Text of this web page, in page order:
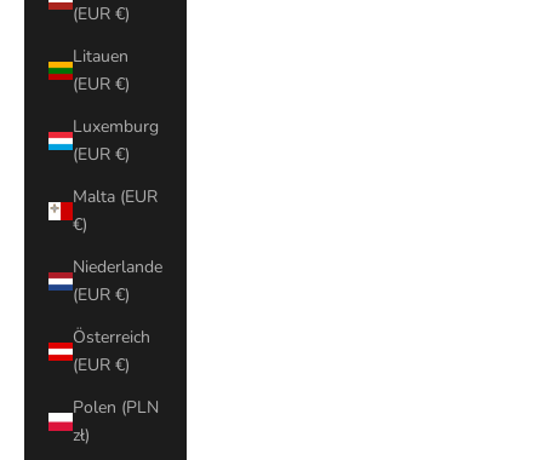
(EUR €)
Litauen
(EUR €)
Luxemburg
(EUR €)
Malta (EUR
€)
Niederlande
(EUR €)
Österreich
(EUR €)
Polen (PLN
zł)